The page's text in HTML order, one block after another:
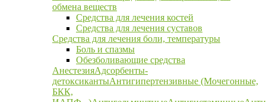
обмена веществ
Средства для лечения костей
Средства для лечения суставов
Средства для лечения боли, температуры
Боль и спазмы
Обезболивающие средства
АнестезияАдсорбенты-
детоксикантыАнтигипертензивные (Мочегонные,
БКК,